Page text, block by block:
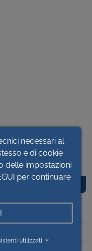
necessari al
e di cookie
delle impostazioni
per continuare
utilizzati